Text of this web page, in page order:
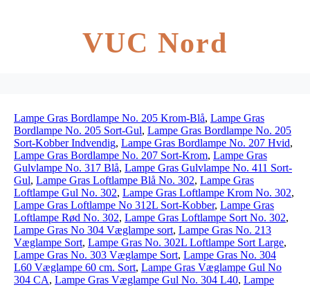
VUC Nord
Lampe Gras Bordlampe No. 205 Krom-Blå, Lampe Gras
Bordlampe No. 205 Sort-Gul, Lampe Gras Bordlampe No. 205
Sort-Kobber Indvendig, Lampe Gras Bordlampe No. 207 Hvid,
Lampe Gras Bordlampe No. 207 Sort-Krom, Lampe Gras
Gulvlampe No. 317 Blå, Lampe Gras Gulvlampe No. 411 Sort-
Gul, Lampe Gras Loftlampe Blå No. 302, Lampe Gras
Loftlampe Gul No. 302, Lampe Gras Loftlampe Krom No. 302,
Lampe Gras Loftlampe No 312L Sort-Kobber, Lampe Gras
Loftlampe Rød No. 302, Lampe Gras Loftlampe Sort No. 302,
Lampe Gras No 304 Væglampe sort, Lampe Gras No. 213
Væglampe Sort, Lampe Gras No. 302L Loftlampe Sort Large,
Lampe Gras No. 303 Væglampe Sort, Lampe Gras No. 304
L60 Væglampe 60 cm. Sort, Lampe Gras Væglampe Gul No
304 CA, Lampe Gras Væglampe Gul No. 304 L40, Lampe